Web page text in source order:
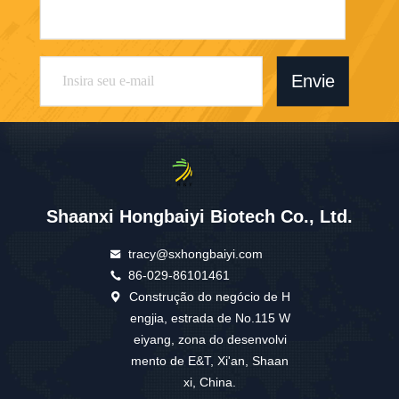
Envie
Shaanxi Hongbaiyi Biotech Co., Ltd.
tracy@sxhongbaiyi.com
86-029-86101461
Construção do negócio de H
engjia, estrada de No.115 W
eiyang, zona do desenvolvi
mento de E&T, Xi'an, Shaan
xi, China.